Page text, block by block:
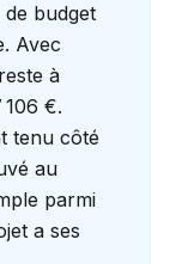
budget
Avec
à
€.
tenu côté
au
parmi
a ses